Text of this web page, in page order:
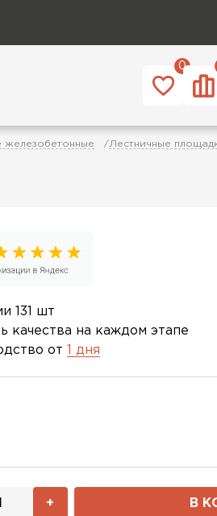
0
железобетонные Лестничные
131 шт
качества на каждом этапе
от
1 дня
+ В